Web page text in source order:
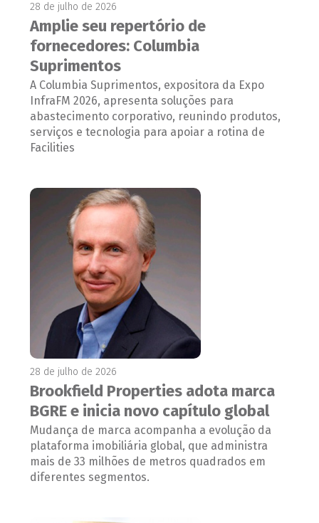
28 de julho de 2026
Amplie seu repertório de
fornecedores: Columbia
Suprimentos
A Columbia Suprimentos, expositora da Expo
InfraFM 2026, apresenta soluções para
abastecimento corporativo, reunindo produtos,
serviços e tecnologia para apoiar a rotina de
Facilities
28 de julho de 2026
Brookfield Properties adota marca
BGRE e inicia novo capítulo global
Mudança de marca acompanha a evolução da
plataforma imobiliária global, que administra
mais de 33 milhões de metros quadrados em
diferentes segmentos.